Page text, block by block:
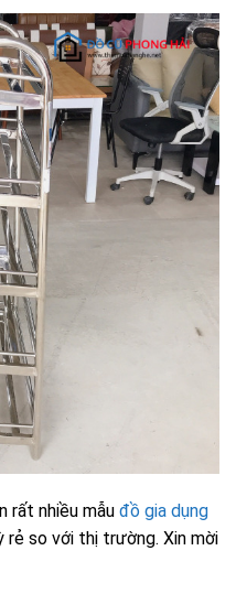
rất nhiều mẫu đồ gia dụng
so với thị trường. Xin mời